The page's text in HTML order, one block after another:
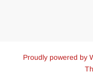
Proudly powered by